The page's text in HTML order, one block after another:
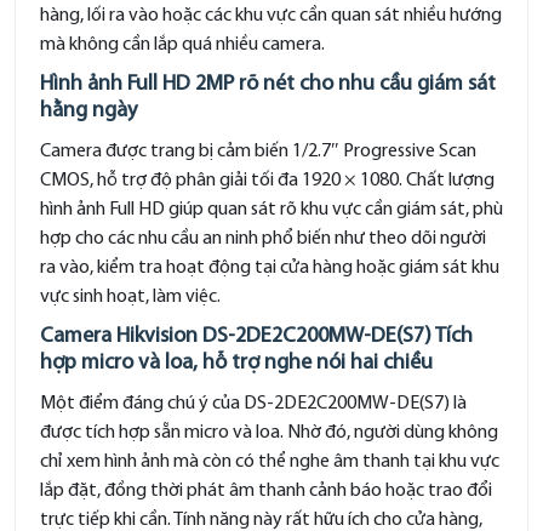
hàng, lối ra vào hoặc các khu vực cần quan sát nhiều hướng
mà không cần lắp quá nhiều camera.
Hình ảnh Full HD 2MP rõ nét cho nhu cầu giám sát
hằng ngày
Camera được trang bị cảm biến 1/2.7″ Progressive Scan
CMOS, hỗ trợ độ phân giải tối đa 1920 × 1080. Chất lượng
hình ảnh Full HD giúp quan sát rõ khu vực cần giám sát, phù
hợp cho các nhu cầu an ninh phổ biến như theo dõi người
ra vào, kiểm tra hoạt động tại cửa hàng hoặc giám sát khu
vực sinh hoạt, làm việc.
Camera Hikvision DS-2DE2C200MW-DE(S7) Tích
hợp micro và loa, hỗ trợ nghe nói hai chiều
Một điểm đáng chú ý của DS-2DE2C200MW-DE(S7) là
được tích hợp sẵn micro và loa. Nhờ đó, người dùng không
chỉ xem hình ảnh mà còn có thể nghe âm thanh tại khu vực
lắp đặt, đồng thời phát âm thanh cảnh báo hoặc trao đổi
trực tiếp khi cần. Tính năng này rất hữu ích cho cửa hàng,